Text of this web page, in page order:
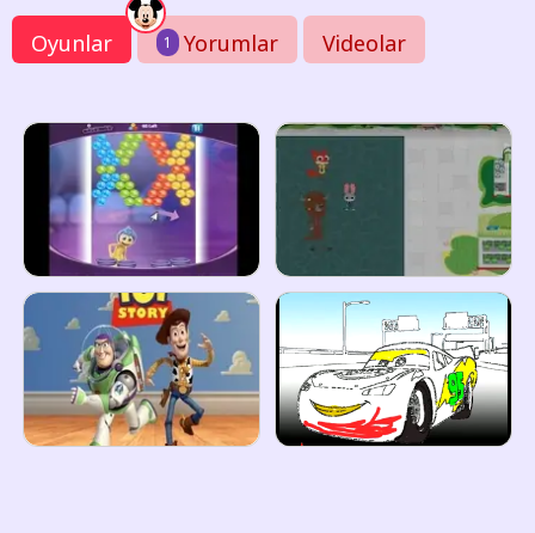
Oyunlar 1 Yorumlar Videolar